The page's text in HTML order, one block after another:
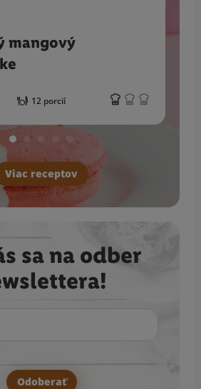
mangový
12 porcií
Viac receptov
sa na odber
Odoberať